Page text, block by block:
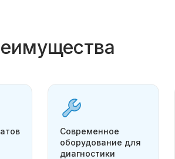
Современное
оборудование для
диагностики